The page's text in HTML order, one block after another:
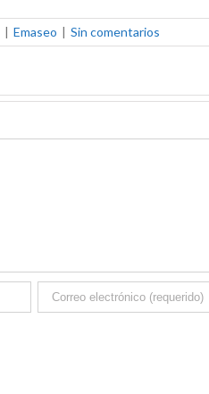
| Emaseo | Sin comentarios